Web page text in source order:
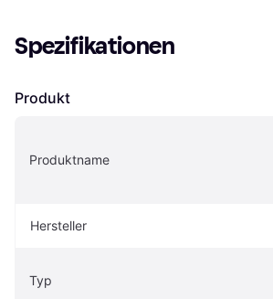
Spezifikationen
Produkt
Produktname
Hersteller
Typ